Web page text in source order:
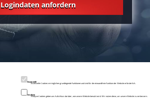
Logindaten anfordern
Essenziell
Essenzielle Cookies ermöglichen grundlegende Funktionen und sind für die einwandfreie Funktion der Website erforderlich.
Analyse
Analyse-Cookies geben uns Aufschluss darüber, wie unsere Website benutzt wird. Wir nutzen diese, um unsere Website zu verbessern.